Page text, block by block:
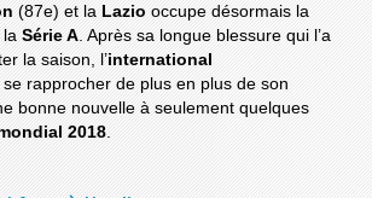
(87e) et laLazio occupe désormais la
laSérie A . Après sa longue blessure qui l’a
la saison, l’international
rapprocher de plus en plus de son
bonne nouvelle à seulement quelques
2018